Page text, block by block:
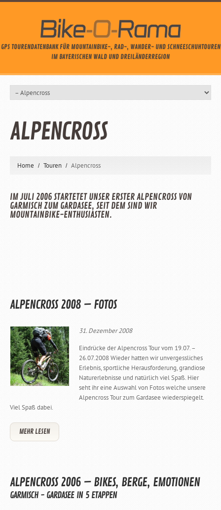
GPS TOURENDATENBANK FÜR MOUNTAINBIKE-, RAD-, WANDER- UND SCHNEESCHUHTOUREN
IM BAYERISCHEN WALD UND DREILÄNDERREGION
ALPENCROSS
Home Touren Alpencross
IM JULI 2006 STARTETET UNSER ERSTER ALPENCROSS VON
GARMISCH ZUM GARDASEE, SEIT DEM SIND WIR
MOUNTAINBIKE-ENTHUSIASTEN.
ALPENCROSS 2008 – FOTOS
31. Dezember 2008
Eindrücke der Alpencross Tour vom 19.07. –
26.07.2008 Wieder hatten wir unvergessliches
Erlebnis, sportliche Herausforderung, grandiose
Naturerlebnisse und natürlich viel Spaß. Hier
seht ihr eine Auswahl von Fotos welche unsere
Alpencross Tour zum Gardasee wiederspiegelt.
Viel Spaß dabei.
MEHR LESEN
ALPENCROSS 2006 – BIKES, BERGE, EMOTIONEN
GARMISCH - GARDASEE IN 5 ETAPPEN